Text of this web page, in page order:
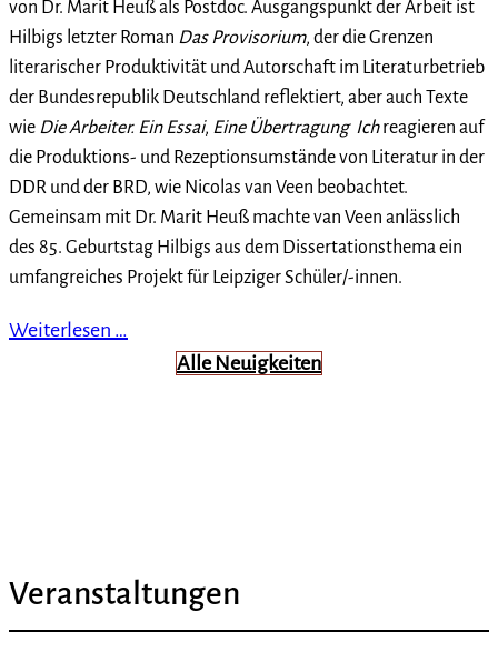
von Dr. Marit Heuß als Postdoc. Ausgangspunkt der Arbeit ist
Hilbigs letzter Roman Das Provisorium, der die Grenzen
literarischer Produktivität und Autorschaft im Literaturbetrieb
der Bundesrepublik Deutschland reflektiert, aber auch Texte
wie Die Arbeiter. Ein Essai, Eine Übertragung Ichreagieren auf
die Produktions- und Rezeptionsumstände von Literatur in der
DDR und der BRD, wie Nicolas van Veen beobachtet.
Gemeinsam mit Dr. Marit Heuß machte van Veen anlässlich
des 85. Geburtstag Hilbigs aus dem Dissertationsthema ein
umfangreiches Projekt für Leipziger Schüler/-innen.
Weiterlesen …
Alle Neuigkeiten
Veranstaltungen